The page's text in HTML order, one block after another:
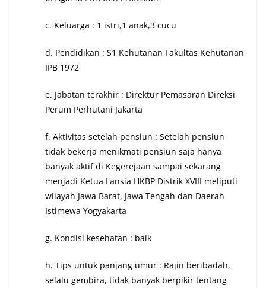
c. Keluarga : 1 istri,1 anak,3 cucu
d. Pendidikan : S1 Kehutanan Fakultas Kehutanan
IPB 1972
e. Jabatan terakhir : Direktur Pemasaran Direksi
Perum Perhutani Jakarta
f. Aktivitas setelah pensiun : Setelah pensiun
tidak bekerja menikmati pensiun saja hanya
banyak aktif di Kegerejaan sampai sekarang
menjadi Ketua Lansia HKBP Distrik XVIII meliputi
wilayah Jawa Barat, Jawa Tengah dan Daerah
Istimewa Yogyakarta
g. Kondisi kesehatan : baik
h. Tips untuk panjang umur : Rajin beribadah,
selalu gembira, tidak banyak berpikir tentang